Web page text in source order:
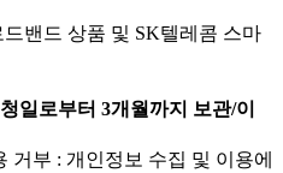
밴드 상품 및 SK텔레콤 스마
일로부터 3개월까지 보관/이
거부 : 개인정보 수집 및 이용에